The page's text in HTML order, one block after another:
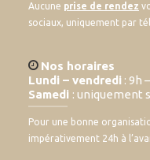
Aucune prise de rendez
sociaux, uniquement par
Nos horaires
Lundi – vendredi : 9h
Samedi : uniquement
Pour une bonne
impérativement 24h à